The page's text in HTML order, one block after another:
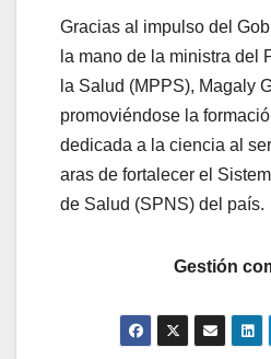
Gracias al impulso del
la mano de la ministra del
la Salud (MPPS), Magaly
promoviéndose la
dedicada a la ciencia al
aras de fortalecer el
de Salud (SPNS) del país.
Gestión